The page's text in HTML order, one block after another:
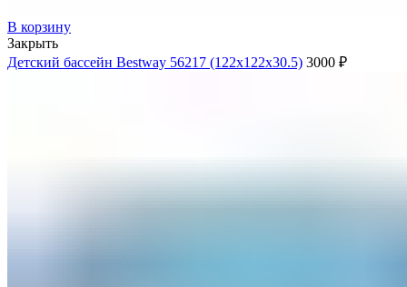
В корзину
Закрыть
Детский бассейн Bestway 56217 (122х122х30.5) 3000 ₽